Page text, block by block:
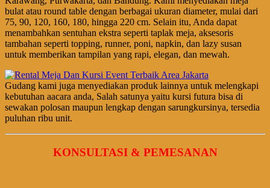
bulat atau round table dengan berbagai ukuran diameter, mulai dari
75, 90, 120, 160, 180, hingga 220 cm. Selain itu, Anda dapat
menambahkan sentuhan ekstra seperti taplak meja, aksesoris
tambahan seperti topping, runner, poni, napkin, dan lazy susan
untuk memberikan tampilan yang rapi, elegan, dan mewah.
Gudang kami juga menyediakan produk lainnya untuk melengkapi
kebutuhan aacara anda, Salah satunya yaitu kursi futura bisa di
sewakan polosan maupun lengkap dengan sarungkursinya, tersedia
puluhan ribu unit.
KONSULTASI & PEMESANAN